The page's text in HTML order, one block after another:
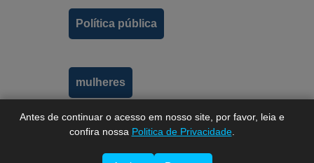
Antes de continuar o acesso em nosso site, por favor, leia e
confira nossa Politica de Privacidade.
Política pública
mulheres